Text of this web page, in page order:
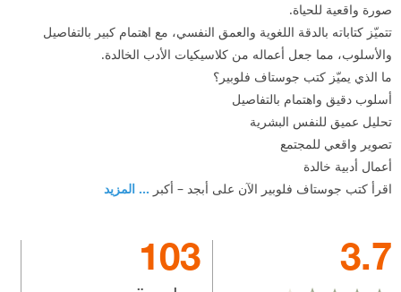
صورة واقعية للحياة.
تتميّز كتاباته بالدقة اللغوية والعمق النفسي، مع اهتمام كبير بالتفاصيل
والأسلوب، مما جعل أعماله من كلاسيكيات الأدب الخالدة.
ما الذي يميّز كتب جوستاف فلوبير؟
أسلوب دقيق واهتمام بالتفاصيل
تحليل عميق للنفس البشرية
تصوير واقعي للمجتمع
أعمال أدبية خالدة
اقرأ كتب جوستاف فلوبير الآن على أبجد – أكبر ... المزيد
3.7
103